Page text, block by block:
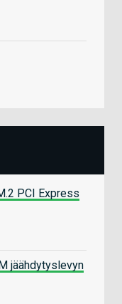
PCI Express
jäähdytyslevyn